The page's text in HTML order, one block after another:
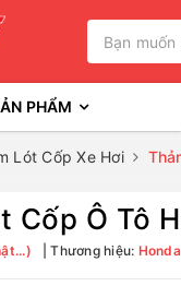
PHẨM
Lót Cốp Xe Hơi
Cốp Ô Tô
Thương hiệu: Honda